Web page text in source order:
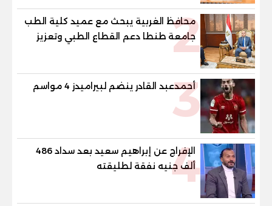
2
محافظ الغربية يبحث مع عميد كلية الطب
جامعة طنطا دعم القطاع الطبي وتعزيز
الاستفادة من الخبرات الأكاديمية
3
أحمدعبد القادر ينضم لبيراميدز 4 مواسم
4
الإفراج عن إبراهيم سعيد بعد سداد 486
ألف جنيه نفقة لطليقته